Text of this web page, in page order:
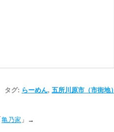
タグ: らーめん, 五所川原市（市街地）
亀乃家 」→